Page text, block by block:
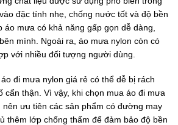
đặc tính nhẹ, chống nước tốt và độ bền
áo mưa có khả năng gấp gọn dễ dàng,
mình. Ngoài ra, áo mưa nylon còn có
với nhiều đối tượng người dùng.
đi mưa nylon giá rẻ có thể dễ bị rách
cẩn thận. Vì vậy, khi chọn mua áo đi mưa
ưu tiên các sản phẩm có đường may
thêm lớp chống thấm để đảm bảo độ bền